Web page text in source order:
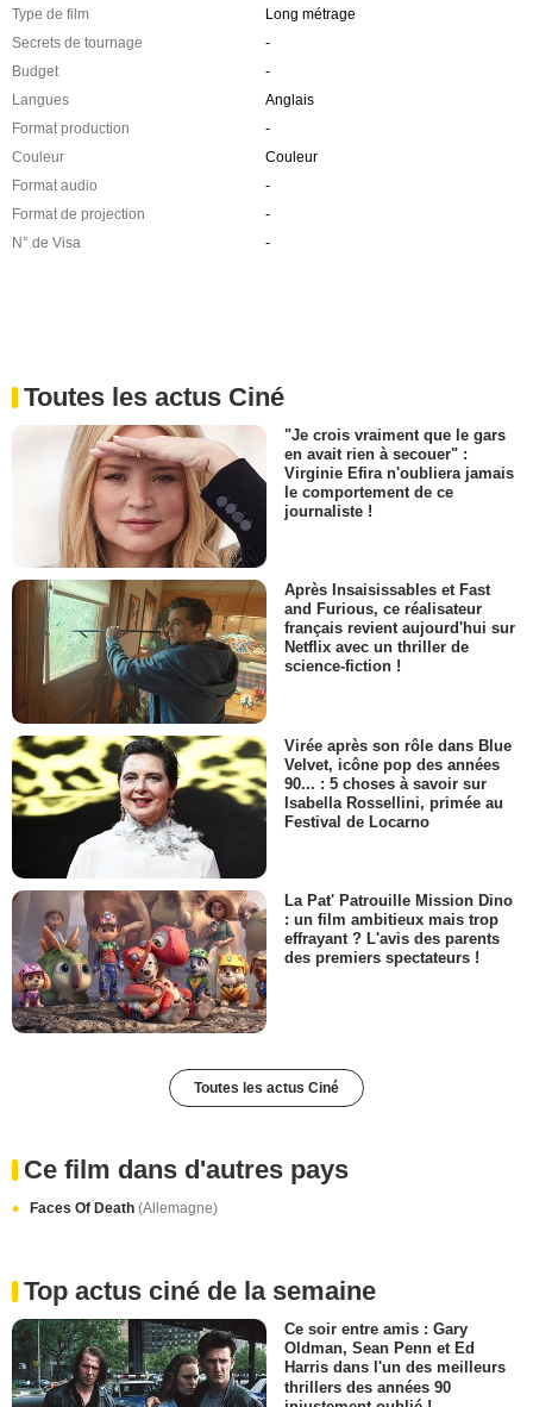
Type de film
Long métrage
Secrets de tournage
-
Budget
-
Langues
Anglais
Format production
-
Couleur
Couleur
Format audio
-
Format de projection
-
N° de Visa
-
Toutes les actus Ciné
"Je crois vraiment que le gars
en avait rien à secouer" :
Virginie Efira n'oubliera jamais
le comportement de ce
journaliste !
Après Insaisissables et Fast
and Furious, ce réalisateur
français revient aujourd'hui sur
Netflix avec un thriller de
science-fiction !
Virée après son rôle dans Blue
Velvet, icône pop des années
90... : 5 choses à savoir sur
Isabella Rossellini, primée au
Festival de Locarno
La Pat' Patrouille Mission Dino
: un film ambitieux mais trop
effrayant ? L'avis des parents
des premiers spectateurs !
Toutes les actus Ciné
Ce film dans d'autres pays
Faces Of Death (Allemagne)
Top actus ciné de la semaine
Ce soir entre amis : Gary
Oldman, Sean Penn et Ed
Harris dans l'un des meilleurs
thrillers des années 90